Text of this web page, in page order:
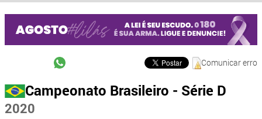
Comunicar erro
Campeonato Brasileiro - Série D
2020